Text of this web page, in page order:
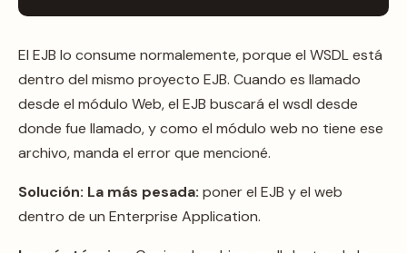
El EJB lo consume normalemente, porque el WSDL está
dentro del mismo proyecto EJB. Cuando es llamado
desde el módulo Web, el EJB buscará el wsdl desde
donde fue llamado, y como el módulo web no tiene ese
archivo, manda el error que mencioné.
Solución: La más pesada: poner el EJB y el web
dentro de un Enterprise Application.